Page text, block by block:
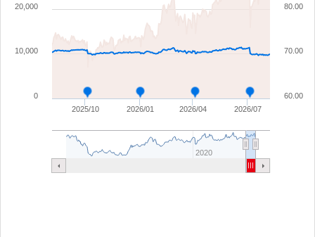
2026/01 2026/07
2025/10 2026/04
2020
0
10,000
20,000
60.00
70.00
80.00